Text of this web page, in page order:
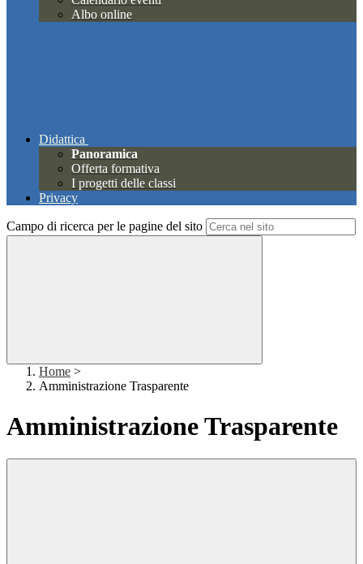
Albo online
Didattica
Panoramica
Offerta formativa
I progetti delle classi
Privacy
Campo di ricerca per le pagine del sito
Home >
Amministrazione Trasparente
Amministrazione Trasparente